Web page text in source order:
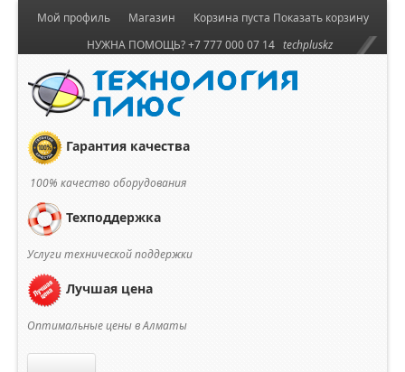
Корзина пуста Показать корзину
Мой профиль
Магазин
НУЖНА ПОМОЩЬ? +7 777 000 07 14 techpluskz
Гарантия качества
100% качество оборудования
Техподдержка
Услуги технической поддержки
Лучшая цена
Оптимальные цены в Алматы